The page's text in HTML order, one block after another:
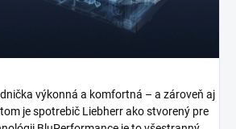
výkonná a komfortná – a zároveň aj
je spotrebič Liebherr ako stvorený pre